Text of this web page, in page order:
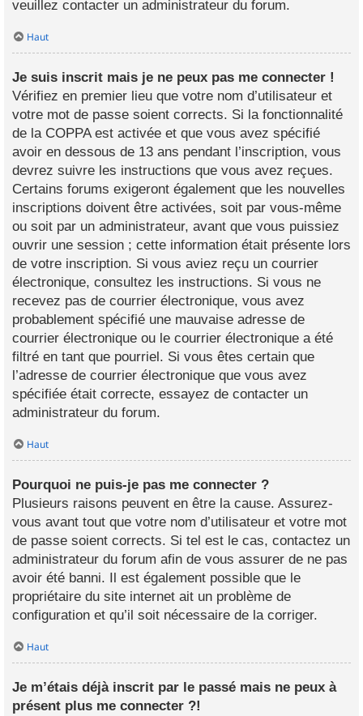
veuillez contacter un administrateur du forum.
Haut
Je suis inscrit mais je ne peux pas me connecter !
Vérifiez en premier lieu que votre nom d’utilisateur et
votre mot de passe soient corrects. Si la fonctionnalité
de la COPPA est activée et que vous avez spécifié
avoir en dessous de 13 ans pendant l’inscription, vous
devrez suivre les instructions que vous avez reçues.
Certains forums exigeront également que les nouvelles
inscriptions doivent être activées, soit par vous-même
ou soit par un administrateur, avant que vous puissiez
ouvrir une session ; cette information était présente lors
de votre inscription. Si vous aviez reçu un courrier
électronique, consultez les instructions. Si vous ne
recevez pas de courrier électronique, vous avez
probablement spécifié une mauvaise adresse de
courrier électronique ou le courrier électronique a été
filtré en tant que pourriel. Si vous êtes certain que
l’adresse de courrier électronique que vous avez
spécifiée était correcte, essayez de contacter un
administrateur du forum.
Haut
Pourquoi ne puis-je pas me connecter ?
Plusieurs raisons peuvent en être la cause. Assurez-
vous avant tout que votre nom d’utilisateur et votre mot
de passe soient corrects. Si tel est le cas, contactez un
administrateur du forum afin de vous assurer de ne pas
avoir été banni. Il est également possible que le
propriétaire du site internet ait un problème de
configuration et qu’il soit nécessaire de la corriger.
Haut
Je m’étais déjà inscrit par le passé mais ne peux à
présent plus me connecter ?!